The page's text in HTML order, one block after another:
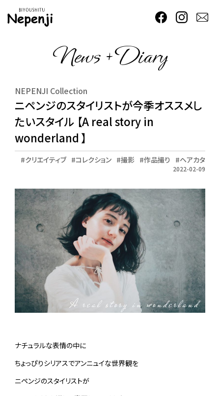
News + Diary
NEPENJI Collection
ニペンジのスタイリストが今季オススメし
たいスタイル 【A real story in
wonderland 】
クリエイティブ コレクション 撮影 作品撮り ヘアカタ
2022-02-09
ナチュラルな表情の中に
ちょっぴりシリアスでアンニュイな世界観を
ニペンジのスタイリストが